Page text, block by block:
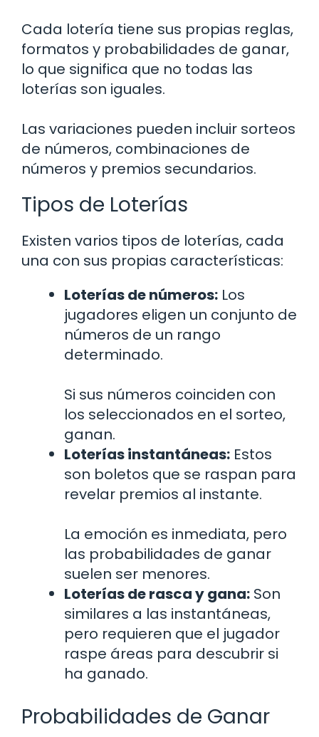
Cada lotería tiene sus propias reglas,
formatos y probabilidades de ganar,
lo que significa que no todas las
loterías son iguales.
Las variaciones pueden incluir sorteos
de números, combinaciones de
números y premios secundarios.
Tipos de Loterías
Existen varios tipos de loterías, cada
una con sus propias características:
Loterías de números: Los
jugadores eligen un conjunto de
números de un rango
determinado.
Si sus números coinciden con
los seleccionados en el sorteo,
ganan.
Loterías instantáneas: Estos
son boletos que se raspan para
revelar premios al instante.
La emoción es inmediata, pero
las probabilidades de ganar
suelen ser menores.
Loterías de rasca y gana: Son
similares a las instantáneas,
pero requieren que el jugador
raspe áreas para descubrir si
ha ganado.
Probabilidades de Ganar